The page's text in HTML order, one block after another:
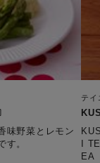
味野菜とレモン
す。
テイ
I
EA